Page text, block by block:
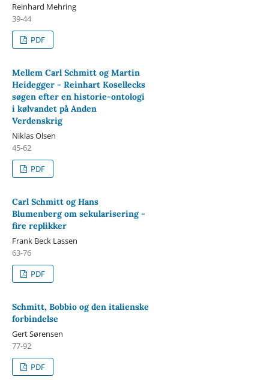
Reinhard Mehring
39-44
PDF
Mellem Carl Schmitt og Martin
Heidegger - Reinhart Kosellecks
søgen efter en historie-ontologi
i kølvandet på Anden
Verdenskrig
Niklas Olsen
45-62
PDF
Carl Schmitt og Hans
Blumenberg om sekularisering -
fire replikker
Frank Beck Lassen
63-76
PDF
Schmitt, Bobbio og den italienske
forbindelse
Gert Sørensen
77-92
PDF